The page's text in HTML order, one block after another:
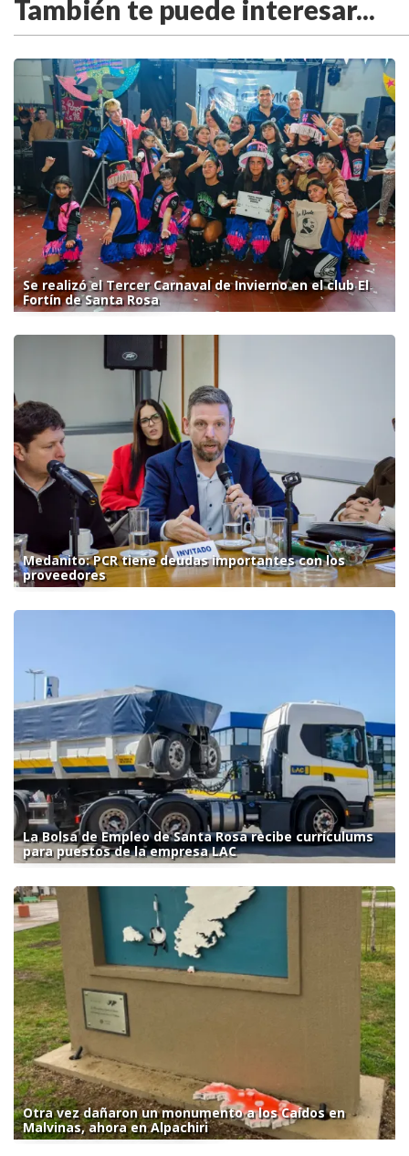
También te puede interesar...
Se realizó el Tercer Carnaval de Invierno en el club El
Fortín de Santa Rosa
Medanito: PCR tiene deudas importantes con los
proveedores
La Bolsa de Empleo de Santa Rosa recibe currículums
para puestos de la empresa LAC
Otra vez dañaron un monumento a los Caídos en
Malvinas, ahora en Alpachiri